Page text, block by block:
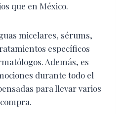
que en México.
micelares, sérums,
específicos
Además, es
durante todo el
para llevar varios